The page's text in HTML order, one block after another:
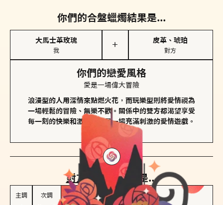
你們的合盤蠟燭結果是...
大馬士革玫瑰
我
＋
皮革、琥珀
對方
你們的戀愛風格
愛是一場偉大冒險
浪漫型的人用深情來點燃火花，而玩樂型則將愛情視為
一場輕鬆的冒險、無樂不歡。關係中的雙方都渴望享受
每一刻的快樂和激動，像是一場充滿刺激的愛情遊戲。
對方的主調蠟燭是...
主調 次調